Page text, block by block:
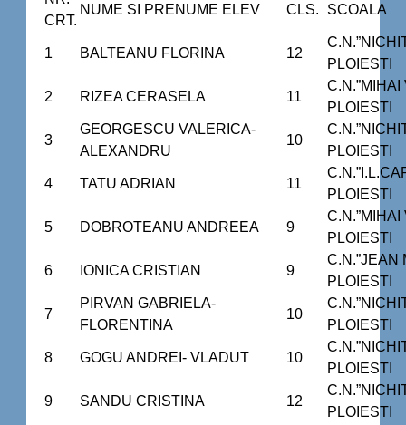
CRT.
NUME SI PRENUME ELEV CLS. SCOALA
1 BALTEANU FLORINA 12
PLOIESTI
2 RIZEA CERASELA 11
C.N.”MIHAI
PLOIESTI
3
GEORGESCU VALERICA-
ALEXANDRU
10
PLOIESTI
4 TATU ADRIAN 11
PLOIESTI
5 DOBROTEANU ANDREEA 9
C.N.”MIHAI
PLOIESTI
6 IONICA CRISTIAN 9
C.N.”JEAN
PLOIESTI
7
PIRVAN GABRIELA-
FLORENTINA
10
PLOIESTI
8 GOGU ANDREI- VLADUT 10
PLOIESTI
9 SANDU CRISTINA 12
PLOIESTI